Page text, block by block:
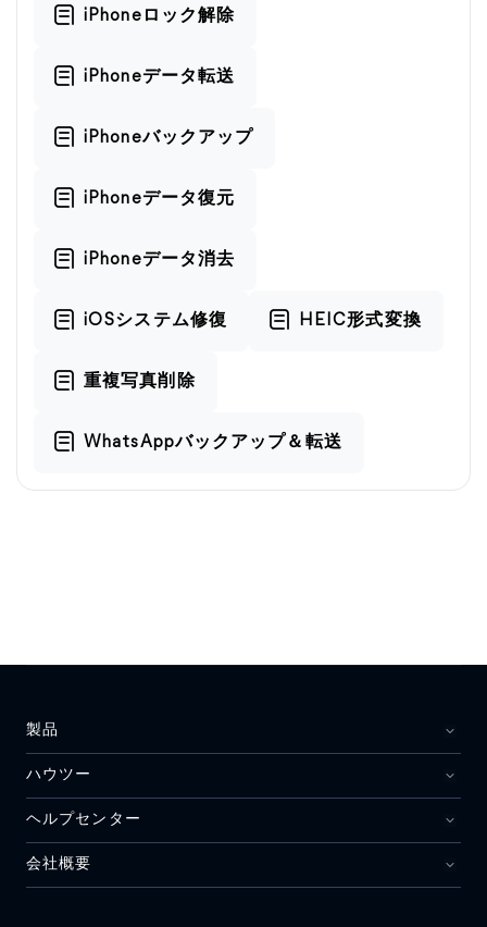
iPhoneロック解除
iPhoneデータ転送
iPhoneバックアップ
iPhoneデータ復元
iPhoneデータ消去
iOSシステム修復 HEIC形式変換
重複写真削除
WhatsAppバックアップ＆転送
製品
ハウツー
ヘルプセンター
会社概要